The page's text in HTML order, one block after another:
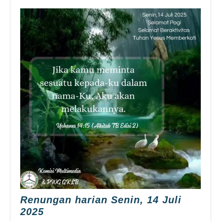
Renungan harian Senin, 14 Juli
2025Renungan